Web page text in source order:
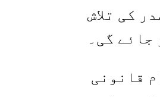
کی تلاش
جائے گی۔
قانونی